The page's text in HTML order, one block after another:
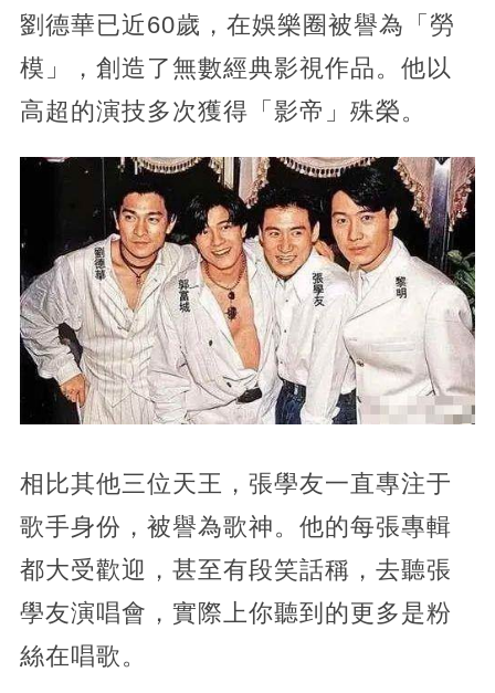
劉德華已近60歲，在娛樂圈被譽為「勞
模」，創造了無數經典影視作品。他以
高超的演技多次獲得「影帝」殊榮。
相比其他三位天王，張學友一直專注于
歌手身份，被譽為歌神。他的每張專輯
都大受歡迎，甚至有段笑話稱，去聽張
學友演唱會，實際上你聽到的更多是粉
絲在唱歌。